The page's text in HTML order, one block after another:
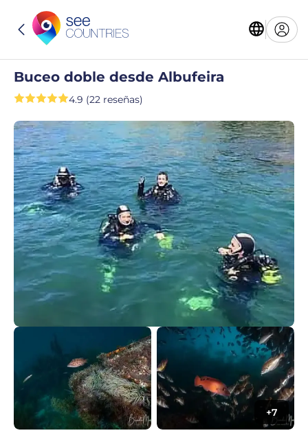
Buceo doble desde Albufeira
4.9 (22 reseñas)
+7